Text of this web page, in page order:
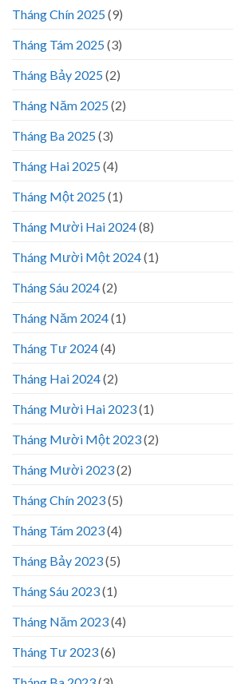
Tháng Chín 2025(9)
Tháng Tám 2025(3)
Tháng Bảy 2025(2)
Tháng Năm 2025(2)
Tháng Ba 2025(3)
Tháng Hai 2025(4)
Tháng Một 2025(1)
Tháng Mười Hai 2024(8)
Tháng Mười Một 2024(1)
Tháng Sáu 2024(2)
Tháng Năm 2024(1)
Tháng Tư 2024(4)
Tháng Hai 2024(2)
Tháng Mười Hai 2023(1)
Tháng Mười Một 2023(2)
Tháng Mười 2023(2)
Tháng Chín 2023(5)
Tháng Tám 2023(4)
Tháng Bảy 2023(5)
Tháng Sáu 2023(1)
Tháng Năm 2023(4)
Tháng Tư 2023(6)